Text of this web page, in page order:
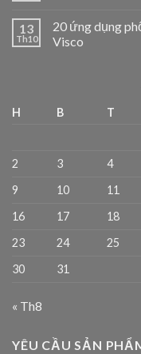
13
Th10
20 ứng dụng
Visco
H B T
2
3 4
9
10 11
16
17 18
23
24 25
30
31
« Th8
YÊU CẦU SẢN